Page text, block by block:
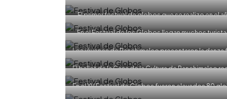
El primer festival de globos que se realizo en el
EDH/
En el Festival de los Globos llegan muchos
EDH/
Los jóvenes de Panchimalco presentaron la
El ballet de la Casa de la Cultura de Panchimalco
Chinameca. Foto
En el XV Festival de Globos fueron elevados 80
EDH/